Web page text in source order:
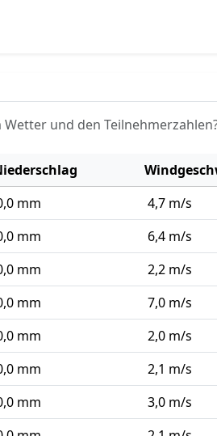
und den
mm 4,7 m/s
mm 6,4 m/s
mm 2,2 m/s
mm 7,0 m/s
mm 2,0 m/s
mm 2,1 m/s
mm 3,0 m/s